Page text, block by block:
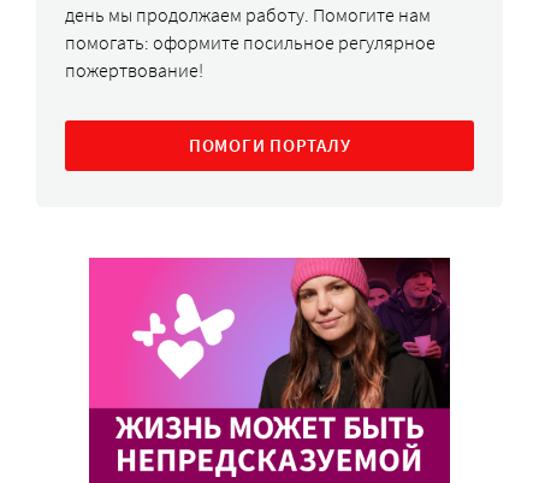
день мы продолжаем работу. Помогите нам
помогать: оформите посильное регулярное
пожертвование!
ПОМОГИ ПОРТАЛУ